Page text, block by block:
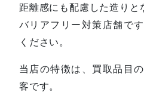
距離感にも配慮した造りと
バリアフリー対策店舗で
ください。
当店の特徴は、買取品目
客です。